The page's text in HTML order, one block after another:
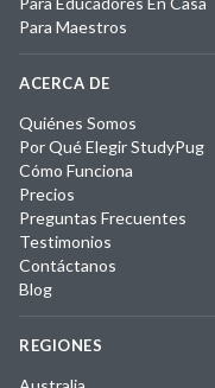
Para Maestros
ACERCA DE
Quiénes Somos
Por Qué Elegir StudyPug
Cómo Funciona
Precios
Preguntas Frecuentes
Testimonios
Contáctanos
Blog
REGIONES